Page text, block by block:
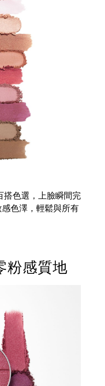
搭色選，上臉瞬間完
色澤，輕鬆與所有
粉感質地